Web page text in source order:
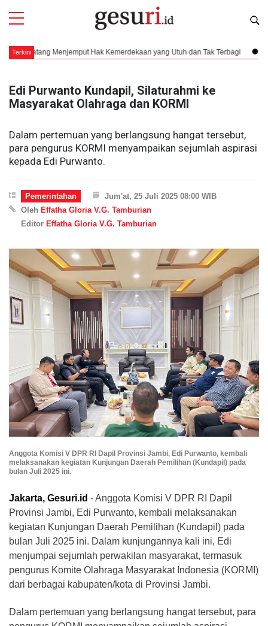
Terkini
Menjemput Hak Kemerdekaan yang Utuh dan Tak Terbagi
Edi Purwanto Kundapil, Silaturahmi ke
Masyarakat Olahraga dan KORMI
Dalam pertemuan yang berlangsung hangat tersebut,
para pengurus KORMI menyampaikan sejumlah aspirasi
kepada Edi Purwanto.
Pemerintahan
Jum'at, 25 Juli 2025 08:00 WIB
Oleh Effatha Gloria V.G. Tamburian
Editor Effatha Gloria V.G. Tamburian
Anggota Komisi V DPR RI Dapil Provinsi Jambi, Edi Purwanto, kembali
melaksanakan kegiatan Kunjungan Daerah Pemilihan (Kundapil) pada
bulan Juli 2025 ini.
Jakarta, Gesuri.id - Anggota Komisi V DPR RI Dapil
Provinsi Jambi, Edi Purwanto, kembali melaksanakan
kegiatan Kunjungan Daerah Pemilihan (Kundapil) pada
bulan Juli 2025 ini. Dalam kunjungannya kali ini, Edi
menjumpai sejumlah perwakilan masyarakat, termasuk
pengurus Komite Olahraga Masyarakat Indonesia (KORMI)
dari berbagai kabupaten/kota di Provinsi Jambi.
Dalam pertemuan yang berlangsung hangat tersebut, para